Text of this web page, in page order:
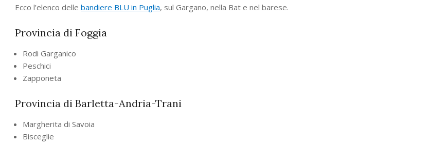
Ecco l’elenco delle bandiere BLU in Puglia, sul Gargano, nella Bat e nel barese.
Provincia di Foggia
Rodi Garganico
Peschici
Zapponeta
Provincia di Barletta-Andria-Trani
Margherita di Savoia
Bisceglie